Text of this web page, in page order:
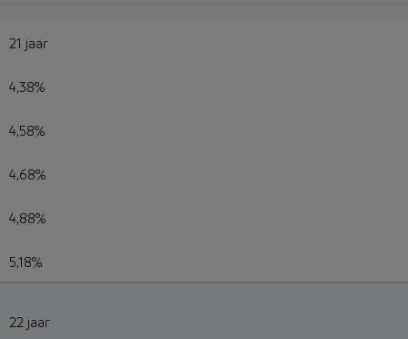
21 jaar
4,38%
4,58%
4,68%
4,88%
5,18%
22 jaar